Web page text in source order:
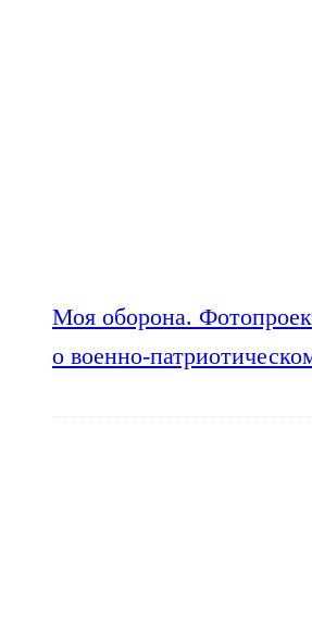
Моя оборона.
о военно-